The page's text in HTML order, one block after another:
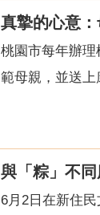
真摯的心意
桃園市每年辦
範母親，並送上
與「粽」不
6月2日在新住